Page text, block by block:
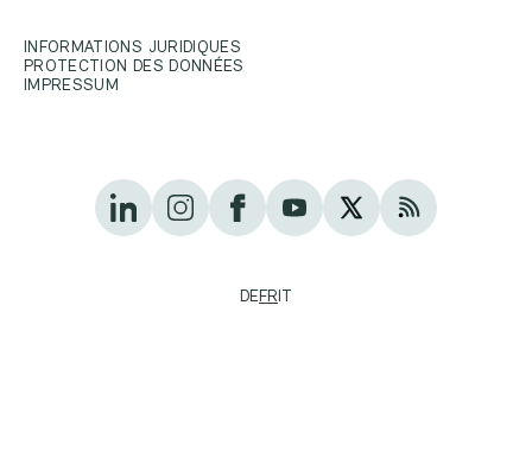
INFORMATIONS JURIDIQUES
PROTECTION DES DONNÉES
IMPRESSUM
DEFRIT